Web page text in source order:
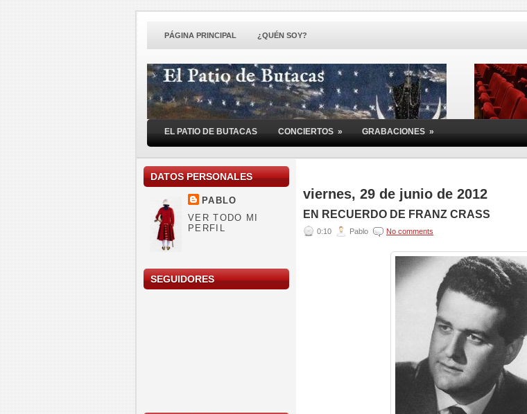
PÁGINA PRINCIPAL ¿QUÉN SOY?
EL PATIO DE BUTACAS CONCIERTOS » GRABACIONES »
DATOS PERSONALES
PABLO
VER TODO MI
PERFIL
SEGUIDORES
viernes, 29 de junio de 2012
EN RECUERDO DE FRANZ CRASS
0:10 Pablo No comments